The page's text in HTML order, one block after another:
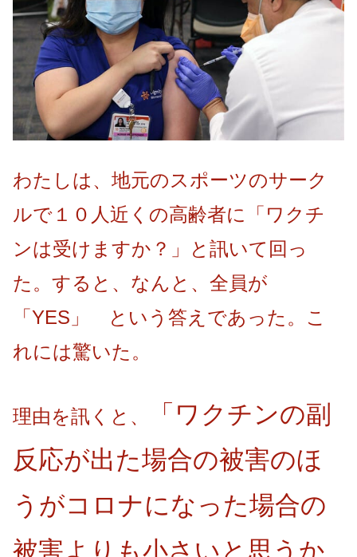
わたしは、地元のスポーツのサーク
ルで１０人近くの高齢者に「ワクチ
ンは受けますか？」と訊いて回っ
た。すると、なんと、全員が
「YES」 という答えであった。こ
れには驚いた。
理由を訊くと、
「ワクチンの副
反応が出た場合の被害のほ
うがコロナになった場合の
被害よりも小さいと思うか